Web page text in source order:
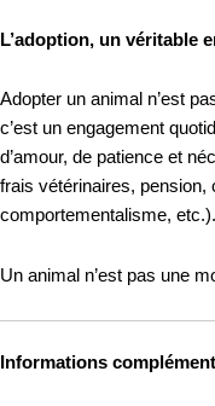
L’adoption, un véritable
Adopter un animal n’est
c’est un engagement
d’amour, de patience et
frais vétérinaires, pension,
comportementalisme, etc.).
Un animal n’est pas une
Informations